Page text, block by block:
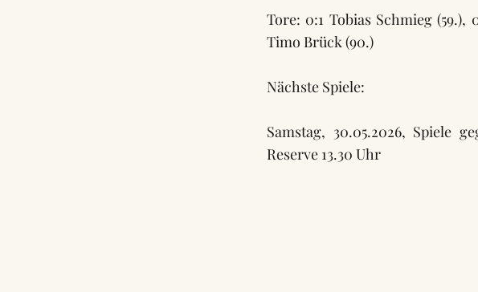
Tore: 0:1 Tobias Schmieg
Timo Brück (90.)
Nächste Spiele:
Samstag, 30.05.2026, Spiele
Reserve 13.30 Uhr